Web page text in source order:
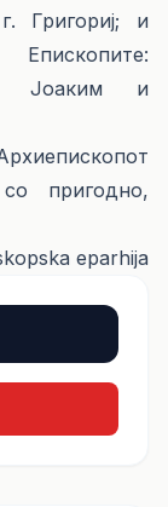
Григориј; и
Јоаким и
пригодно,
eparhija